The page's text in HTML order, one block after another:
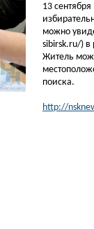
13
можно
sibirsk.ru/)
Житель
поиска.
http://